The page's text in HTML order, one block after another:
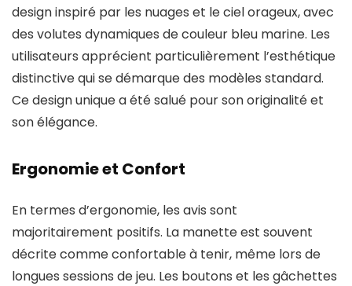
design inspiré par les nuages et le ciel orageux, avec
des volutes dynamiques de couleur bleu marine. Les
utilisateurs apprécient particulièrement l’esthétique
distinctive qui se démarque des modèles standard.
Ce design unique a été salué pour son originalité et
son élégance.
Ergonomie et Confort
En termes d’ergonomie, les avis sont
majoritairement positifs. La manette est souvent
décrite comme confortable à tenir, même lors de
longues sessions de jeu. Les boutons et les gâchettes